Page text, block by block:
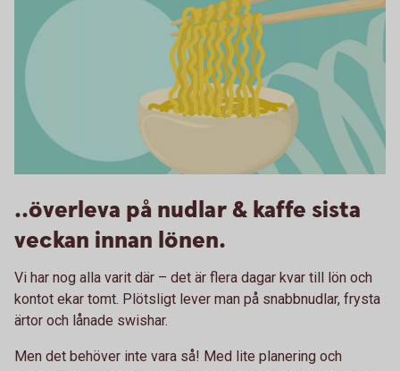
..överleva på nudlar & kaffe sista
veckan innan lönen.
Vi har nog alla varit där – det är flera dagar kvar till lön och
kontot ekar tomt. Plötsligt lever man på snabbnudlar, frysta
ärtor och lånade swishar.
Men det behöver inte vara så! Med lite planering och